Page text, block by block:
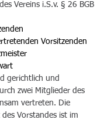
Vereins i.S.v. § 26 BGB
Vorsitzenden
gerichtlich und
zwei Mitglieder des
vertreten. Die
Vorstandes ist im